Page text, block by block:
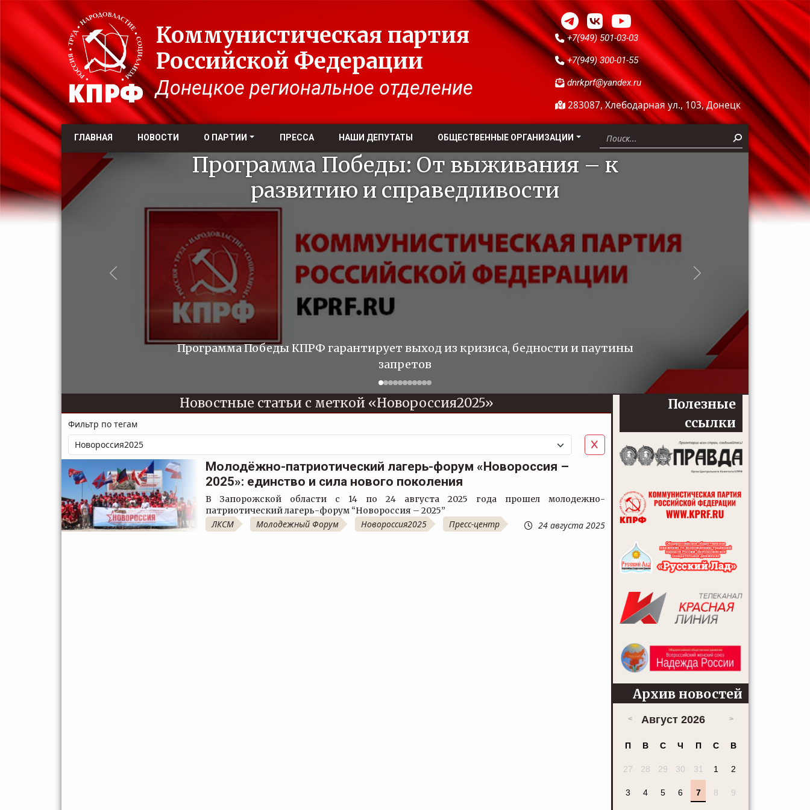
Коммунистическая партия
Российской Федерации
Донецкое региональное отделение
+7(949) 501-03-03
+7(949) 300-01-55
dnrkprf@yandex.ru
283087, Хлебодарная ул., 103, Донецк
ГЛАВНАЯ НОВОСТИ О ПАРТИИ ПРЕССА НАШИ ДЕПУТАТЫ ОБЩЕСТВЕННЫЕ ОРГАНИЗАЦИИ
Программа Победы: От выживания – к
развитию и справедливости
Программа Победы КПРФ гарантирует выход из кризиса, бедности и паутины
запретов
Предыдущий Следующий
Новостные статьи с меткой Новороссия2025
Фильтр по тегам
Молодёжно-патриотический лагерь-форум «Новороссия –
2025»: единство и сила нового поколения
В Запорожской области с 14 по 24 августа 2025 года прошел молодежно-
патриотический лагерь-форум “Новороссия – 2025”
ЛКСМ Молодежный Форум Новороссия2025 Пресс-центр 24 августа 2025
Полезные
ссылки
Архив новостей
Август 2026
П В С Ч П С В
27 28 29 30 31 1 2
3 4 5 6 7 8 9